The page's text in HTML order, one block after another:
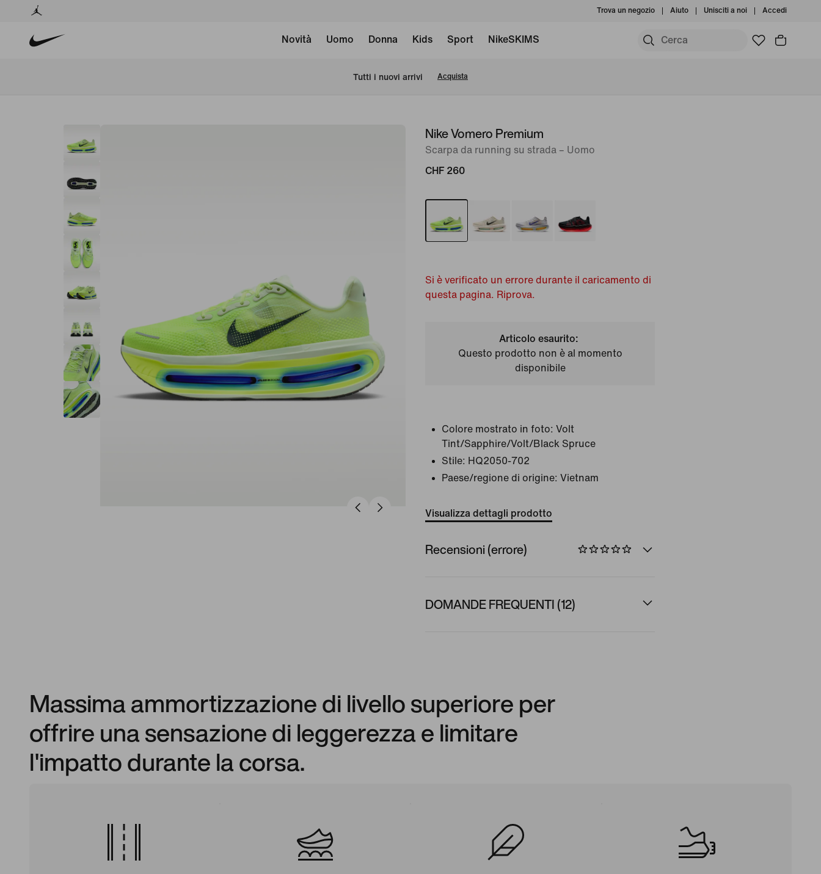
Trova un negozio Aiuto Unisciti a noi Accedi
Novità Uomo Donna Kids Sport NikeSKIMS
Tutti i nuovi arrivi Acquista
immagine
Nike Vomero Premium
Scarpa da running su strada – Uomo
CHF 260
Si è verificato un errore durante il caricamento di
questa pagina. Riprova.
Articolo esaurito:
Questo prodotto non è al momento
disponibile
Colore mostrato in foto: Volt
Tint/Sapphire/Volt/Black Spruce
Stile: HQ2050-702
Paese/regione di origine: Vietnam
Visualizza dettagli prodotto
Recensioni (errore)
DOMANDE FREQUENTI (12)
Massima ammortizzazione di livello superiore per
offrire una sensazione di leggerezza e limitare
l'impatto durante la corsa.